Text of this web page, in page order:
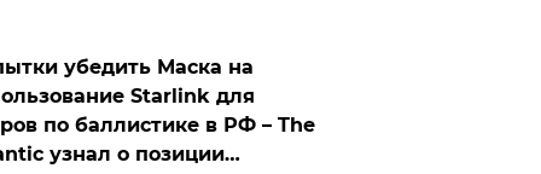
убедить Маска на
Starlink для
по баллистике в РФ – The
узнал о позиции